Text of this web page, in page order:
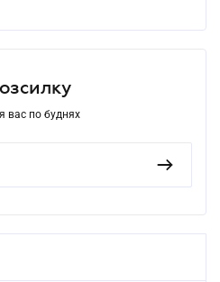
вас по буднях